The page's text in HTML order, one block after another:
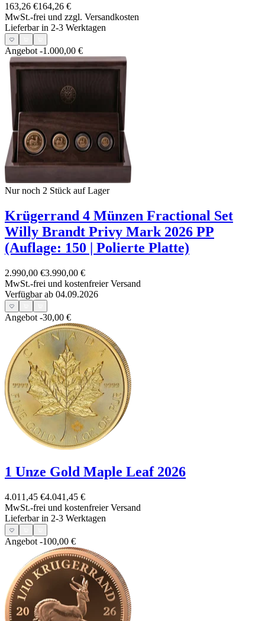
163,26 €164,26 €
MwSt.-frei und zzgl. Versandkosten
Lieferbar in 2-3 Werktagen
Angebot -1.000,00 €
Nur noch 2 Stück auf Lager
Krügerrand 4 Münzen Fractional Set
Willy Brandt Privy Mark 2026 PP
(Auflage: 150 | Polierte Platte)
2.990,00 €3.990,00 €
MwSt.-frei und kostenfreier Versand
Verfügbar ab 04.09.2026
Angebot -30,00 €
1 Unze Gold Maple Leaf 2026
4.011,45 €4.041,45 €
MwSt.-frei und kostenfreier Versand
Lieferbar in 2-3 Werktagen
Angebot -100,00 €